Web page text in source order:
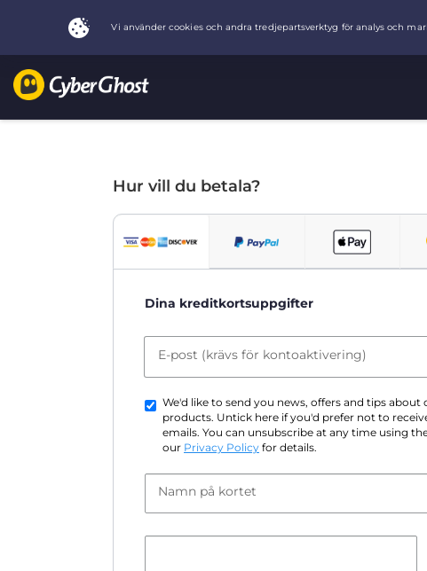
Hur vill du betala?
Dina kreditkortsuppgifter
E-post (krävs för kontoaktivering)
We'd like to send you news, offers and tips about
products. Untick here if you'd prefer not to
emails. You can unsubscribe at any time using
our Privacy Policy for details.
Namn på kortet